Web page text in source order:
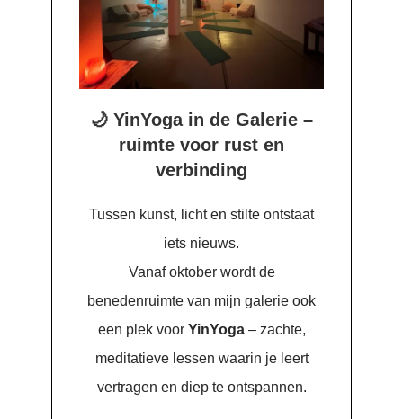
🌙 YinYoga in de Galerie –
ruimte voor rust en
verbinding
Tussen kunst, licht en stilte ontstaat
iets nieuws.
Vanaf oktober wordt de
benedenruimte van mijn galerie ook
een plek voor YinYoga– zachte,
meditatieve lessen waarin je leert
vertragen en diep te ontspannen.